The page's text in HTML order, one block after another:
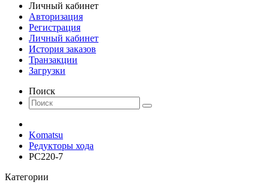
Личный кабинет
Авторизация
Регистрация
Личный кабинет
История заказов
Транзакции
Загрузки
Поиск
Komatsu
Редукторы хода
PC220-7
Категории